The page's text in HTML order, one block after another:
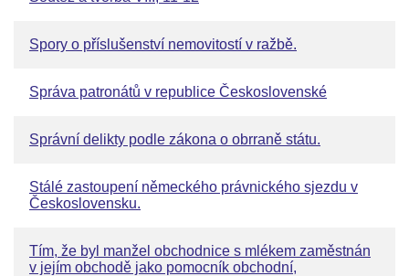
Spory o příslušenství nemovitostí v ražbě.
Správa patronátů v republice Československé
Správní delikty podle zákona o obrraně státu.
Stálé zastoupení německého právnického sjezdu v
Československu.
Tím, že byl manžel obchodnice s mlékem zaměstnán
v jejím obchodě jako pomocník obchodní,